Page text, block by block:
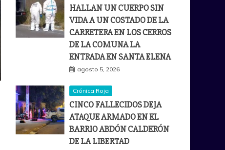
HALLAN UN CUERPO SIN
VIDA A UN COSTADO DE LA
CARRETERA EN LOS CERROS
DE LA COMUNA LA
ENTRADA EN SANTA ELENA
agosto 5, 2026
Crónica Roja
CINCO FALLECIDOS DEJA
ATAQUE ARMADO EN EL
BARRIO ABDÓN CALDERÓN
DE LA LIBERTAD